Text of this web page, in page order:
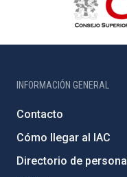
INFORMACIÓN GENERAL
Contacto
Cómo llegar al IAC
Directorio de personal